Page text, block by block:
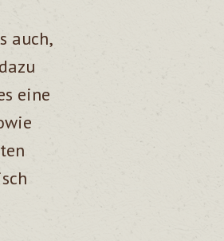
auch,
eine